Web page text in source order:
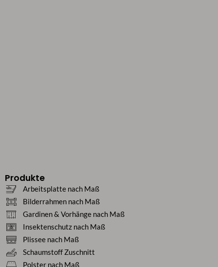
Produkte
Arbeitsplatte nach Maß
Bilderrahmen nach Maß
Gardinen & Vorhänge nach Maß
Insektenschutz nach Maß
Plissee nach Maß
Schaumstoff Zuschnitt
Polster nach Maß